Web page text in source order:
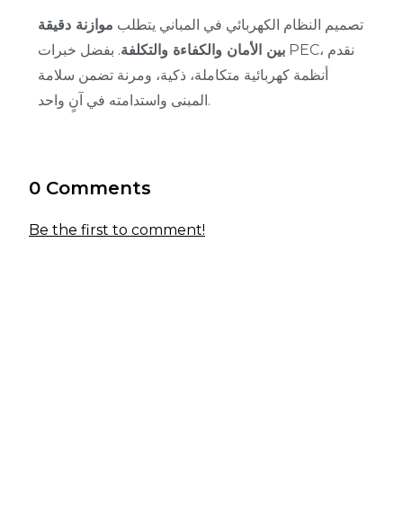
تصميم النظام الكهربائي في المباني يتطلب موازنة دقيقة
بين الأمان والكفاءة والتكلفة. بفضل خبرات PEC، نقدم
أنظمة كهربائية متكاملة، ذكية، ومرنة تضمن سلامة
المبنى واستدامته في آنٍ واحد.
0 Comments
Be the first to comment!